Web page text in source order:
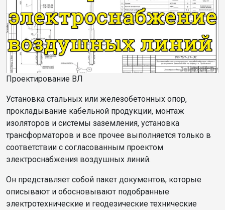
Проектирование ВЛ
Установка стальных или железобетонных опор,
прокладывание кабельной продукции, монтаж
изоляторов и системы заземления, установка
трансформаторов и все прочее выполняется только в
соответствии с согласованным проектом
электроснабжения воздушных линий.
Он представляет собой пакет документов, которые
описывают и обосновывают подобранные
электротехнические и геодезические технические